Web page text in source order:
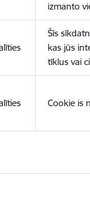
izmanto
Šīs
kas jūs
tīklus vai
Cookie is